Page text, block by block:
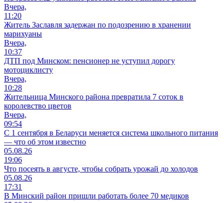
Вчера,
11:20
Житель Заславля задержан по подозрению в хранении
марихуаны
Вчера,
10:37
ДТП под Минском: пенсионер не уступил дорогу
мотоциклисту
Вчера,
10:28
Жительница Минского района превратила 7 соток в
королевство цветов
Вчера,
09:54
С 1 сентября в Беларуси меняется система школьного питания
— что об этом известно
05.08.26
19:06
Что посеять в августе, чтобы собрать урожай до холодов
05.08.26
17:31
В Минский район пришли работать более 70 медиков